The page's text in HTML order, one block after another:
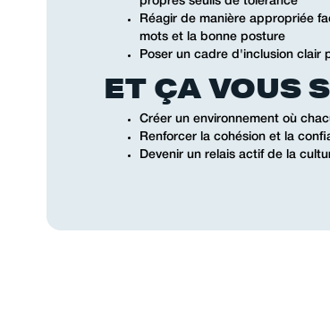
Réagir de manière appropriée
mots et la bonne posture
Poser un cadre d'inclusion clair
ET ÇA VOUS
Créer un environnement où
Renforcer la cohésion et la
Devenir un relais actif de la